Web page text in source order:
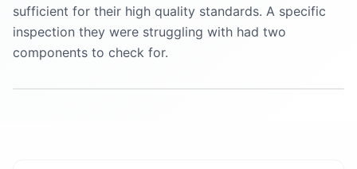
sufficient for their high quality standards. A specific
inspection they were struggling with had two
components to check for.